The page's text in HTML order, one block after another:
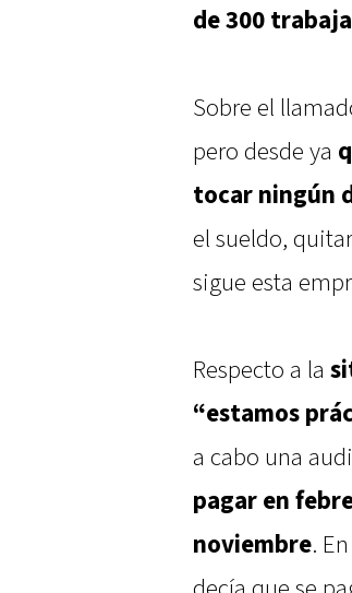
de 300
Sobre el
pero desde ya
tocar ningún
el sueldo,
sigue esta
Respecto a la
“estamos
a cabo una
pagar en
noviembre.